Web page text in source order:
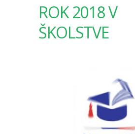
ROK 2018 V
ŠKOLSTVE